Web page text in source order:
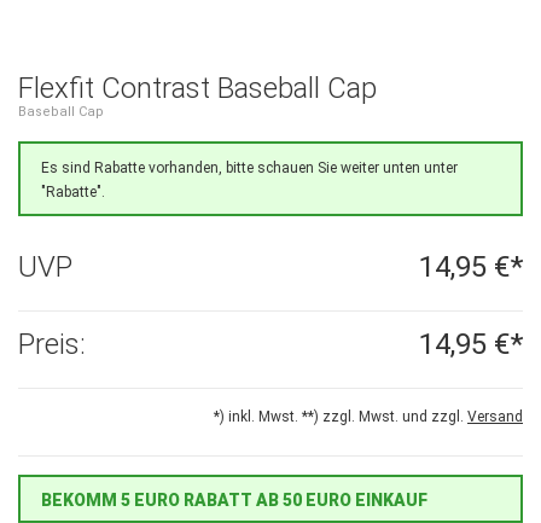
Flexfit Contrast Baseball Cap
Baseball Cap
Es sind Rabatte vorhanden, bitte schauen Sie weiter unten unter
"Rabatte".
UVP 14,95 €*
Preis: 14,95 €*
*) inkl. Mwst. **) zzgl. Mwst. und zzgl. Versand
BEKOMM 5 EURO RABATT AB 50 EURO EINKAUF